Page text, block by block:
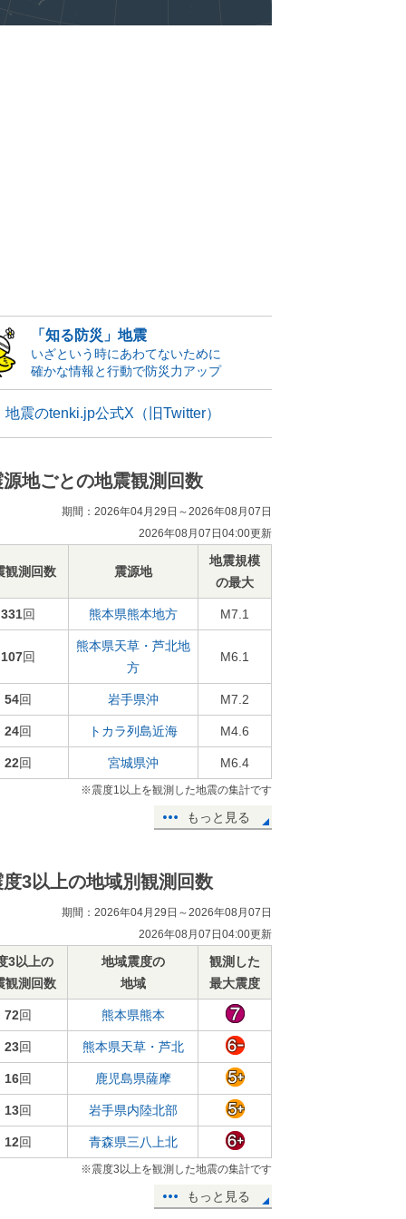
「知る防災」地震
いざという時にあわてないために
確かな情報と行動で防災力アップ
地震のtenki.jp公式X（旧Twitter）
源地ごとの地震観測回数
期間：2026年04月29日～2026年08月07日
2026年08月07日04:00更新
観測回数 震源地
地震規模
の最大
331回 熊本県熊本地方 M7.1
107回
熊本県天草・芦北地
方
M6.1
54回 岩手県沖 M7.2
24回 トカラ列島近海 M4.6
22回 宮城県沖 M6.4
※震度1以上を観測した地震の集計です
もっと見る
度3以上の地域別観測回数
期間：2026年04月29日～2026年08月07日
2026年08月07日04:00更新
3以上の
観測回数
地域震度の
地域
観測した
最大震度
72回 熊本県熊本
23回 熊本県天草・芦北
16回 鹿児島県薩摩
13回 岩手県内陸北部
12回 青森県三八上北
※震度3以上を観測した地震の集計です
もっと見る